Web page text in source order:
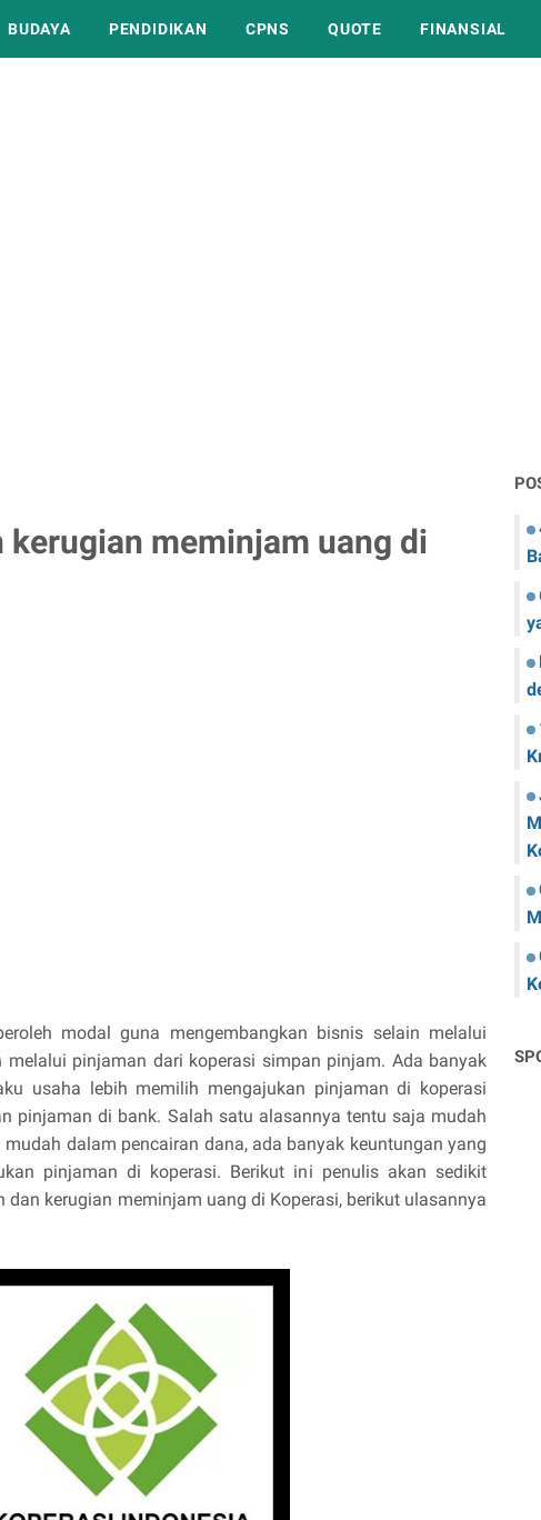
BUDAYA PENDIDIKAN CPNS QUOTE FINANSIAL
kerugian meminjam uang di
modal guna mengembangkan bisnis selain melalui
pinjaman dari koperasi simpan pinjam. Ada banyak
usaha lebih memilih mengajukan pinjaman di koperasi
pinjaman di bank. Salah satu alasannya tentu saja mudah
dalam pencairan dana, ada banyak keuntungan yang
pinjaman di koperasi. Berikut ini penulis akan sedikit
dan kerugian meminjam uang di Koperasi, berikut ulasannya